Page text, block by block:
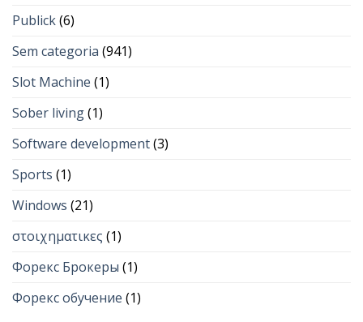
Publick(6)
Sem categoria (941)
Slot Machine (1)
Sober living(1)
Software development(3)
Sports (1)
Windows (21)
στοιχηματικες (1)
Форекс Брокеры (1)
Форекс обучение (1)